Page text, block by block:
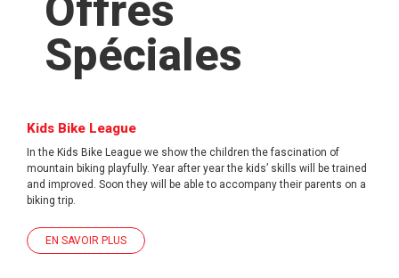
Offres
Spéciales
Kids Bike League
In the Kids Bike League we show the children the fascination of
mountain biking playfully. Year after year the kids’ skills will be trained
and improved. Soon they will be able to accompany their parents on a
biking trip.
EN SAVOIR PLUS